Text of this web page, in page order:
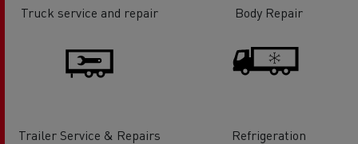
Truck service and repair Body Repair
Trailer Service & Repairs Refrigeration